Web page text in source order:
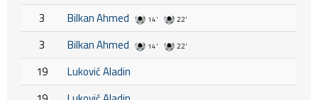
3
Bilkan Ahmed 14' 22'
3 Bilkan Ahmed 14' 22'
19
Luković Aladin